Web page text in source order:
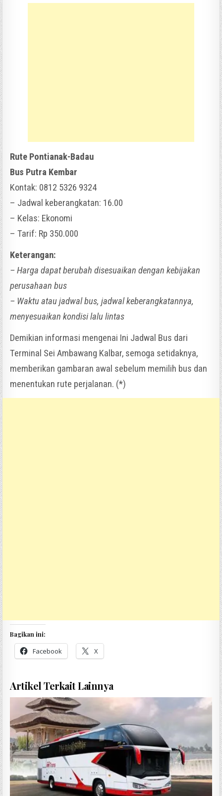
Rute Pontianak-Badau
Bus Putra Kembar
Kontak: 0812 5326 9324
– Jadwal keberangkatan: 16.00
– Kelas: Ekonomi
– Tarif: Rp 350.000
Keterangan:
– Harga dapat berubah disesuaikan dengan kebijakan
perusahaan bus
– Waktu atau jadwal bus, jadwal keberangkatannya,
menyesuaikan kondisi lalu lintas
Demikian informasi mengenai Ini Jadwal Bus dari
Terminal Sei Ambawang Kalbar, semoga setidaknya,
memberikan gambaran awal sebelum memilih bus dan
menentukan rute perjalanan. (*)
Bagikan ini:
Facebook X
Artikel Terkait Lainnya